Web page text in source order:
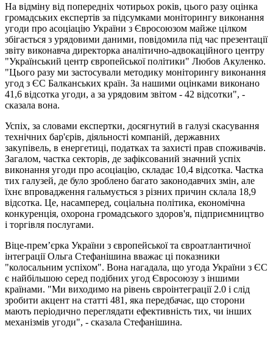
На відміну від попередніх чотирьох років, цього разу оцінка
громадських експертів за підсумками моніторингу виконання
угоди про асоціацію України з Євросоюзом майже цілком
збігається з урядовими даними, повідомила під час презентації
звіту виконавча директорка аналітично-адвокаційного центру
"Український центр європейської політики" Любов Акуленко.
"Цього разу ми застосували методику моніторингу виконання
угод з ЄС Балканських країн. За нашими оцінками виконано
41,6 відсотка угоди, а за урядовим звітом - 42 відсотки", -
сказала вона.
Успіх, за словами експертки, досягнутий в галузі скасування
технічних бар'єрів, діяльності компаній, державних
закупівель, в енергетиці, податках та захисті прав споживачів.
Загалом, частка секторів, де зафіксований значний успіх
виконання угоди про асоціацію, складає 10,4 відсотка. Частка
тих галузей, де було зроблено багато законодавчих змін, але
їхнє впровадження гальмується з різних причин склала 18,9
відсотка. Це, насамперед, соціальна політика, економічна
конкуренція, охорона громадського здоров'я, підприємництво
і торгівля послугами.
Віце-прем’єрка України з європейської та євроатлантичної
інтеграції Ольга Стефанішина вважає ці показники
"колосальним успіхом". Вона нагадала, що угода України з ЄС
є найбільшою серед подібних угод Євросоюзу з іншими
країнами. "Ми виходимо на рівень євроінтеграції 2.0 і слід
зробити акцент на статті 481, яка передбачає, що сторони
мають періодично переглядати ефективність тих, чи інших
механізмів угоди", - сказала Стефанішина.